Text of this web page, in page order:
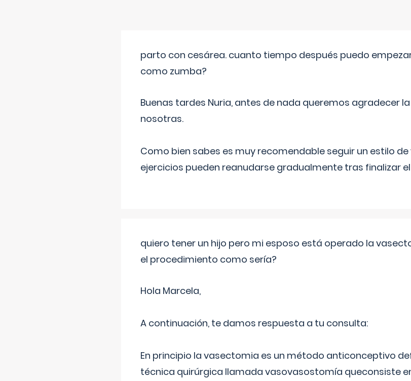
parto con cesárea. cuanto tiempo después puedo
como zumba?
Buenas tardes Nuria, antes de nada queremos agradecer
nosotras.
Como bien sabes es muy recomendable seguir un estilo
ejercicios pueden reanudarse gradualmente tras finalizar
quiero tener un hijo pero mi esposo está operado la
el procedimiento como sería?
Hola Marcela,
A continuación, te damos respuesta a tu consulta:
En principio la vasectomia es un método anticonceptivo
técnica quirúrgica llamada vasovasostomía queconsiste